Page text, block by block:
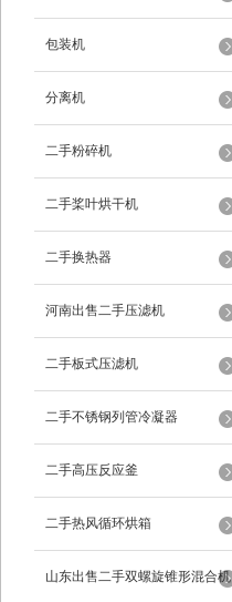
包装机
分离机
二手粉碎机
二手桨叶烘干机
二手换热器
河南出售二手压滤机
二手板式压滤机
二手不锈钢列管冷凝器
二手高压反应釜
二手热风循环烘箱
山东出售二手双螺旋锥形混合机